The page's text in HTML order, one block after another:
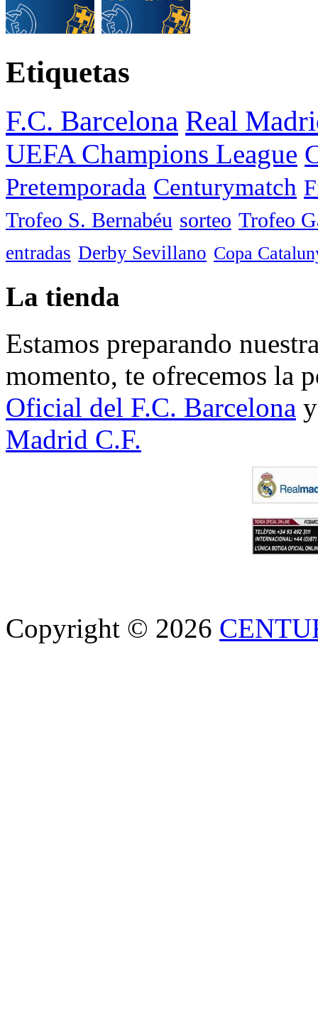
Etiquetas
F.C. Barcelona Real
UEFA Champions League
Pretemporada Centurymatch
Trofeo S. Bernabéu sorteo Trofeo
entradas Derby Sevillano Copa
La tienda
Estamos preparando
momento, te ofrecemos la
Oficial del F.C. Barcelona
Madrid C.F.
Copyright © 2026